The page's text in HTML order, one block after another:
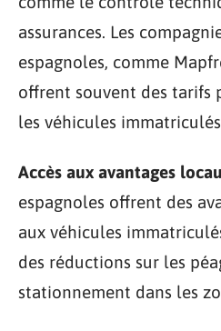
assurances. Les
espagnoles, comme
offrent souvent des tarifs
les véhicules
Accès aux avantages
espagnoles offrent des
aux véhicules
des réductions sur les
stationnement dans les